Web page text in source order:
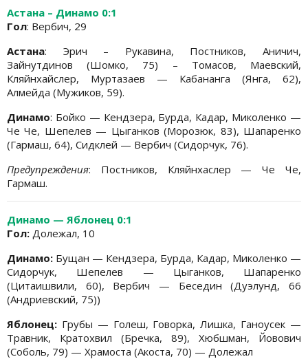
Астана – Динамо 0:1
Гол: Вербич, 29
Астана: Эрич – Рукавина, Постников, Аничич,
Зайнутдинов (Шомко, 75) – Томасов, Маевский,
Кляйнхайслер, Муртазаев — Кабананга (Янга, 62),
Алмейда (Мужиков, 59).
Динамо: Бойко — Кендзера, Бурда, Кадар, Миколенко —
Че Че, Шепелев — Цыганков (Морозюк, 83), Шапаренко
(Гармаш, 64), Сидклей — Вербич (Сидорчук, 76).
Предупреждения: Постников, Кляйнхаслер — Че Че,
Гармаш.
Динамо — Яблонец 0:1
Гол: Долежал, 10
Динамо: Бущан — Кендзера, Бурда, Кадар, Миколенко —
Сидорчук, Шепелев — Цыганков, Шапаренко
(Цитаишвили, 60), Вербич — Беседин (Дуэлунд, 66
(Андриевский, 75))
Яблонец: Грубы — Голеш, Говорка, Лишка, Ганоусек —
Травник, Кратохвил (Бречка, 89), Хюбшман, Йовович
(Соболь, 79) — Храмоста (Акоста, 70) — Долежал